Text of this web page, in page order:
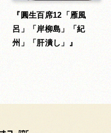
圓生百席12「雁風
呂」「岸柳島」「紀
州」「肝潰し」